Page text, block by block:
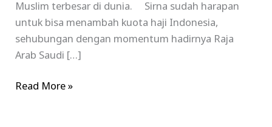
Muslim terbesar di dunia. Sirna sudah harapan
untuk bisa menambah kuota haji Indonesia,
sehubungan dengan momentum hadirnya Raja
Arab Saudi […]
Read More »